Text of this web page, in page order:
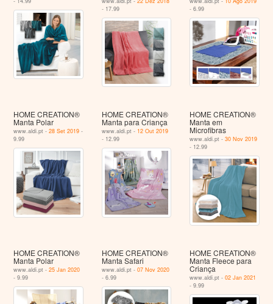
- 17.99
- 6.99
HOME CREATION®
Manta Polar
www.aldi.pt -28 Set 2019 -
9.99
HOME CREATION®
Manta para Criança
www.aldi.pt - 12 Out 2019
- 12.99
HOME CREATION®
Manta em
Microfibras
www.aldi.pt -30 Nov 2019
- 12.99
HOME CREATION®
Manta Polar
www.aldi.pt -25 Jan 2020
- 9.99
HOME CREATION®
Manta Safari
www.aldi.pt - 07 Nov 2020
- 6.99
HOME CREATION®
Manta Fleece para
Criança
www.aldi.pt -02 Jan 2021
- 9.99